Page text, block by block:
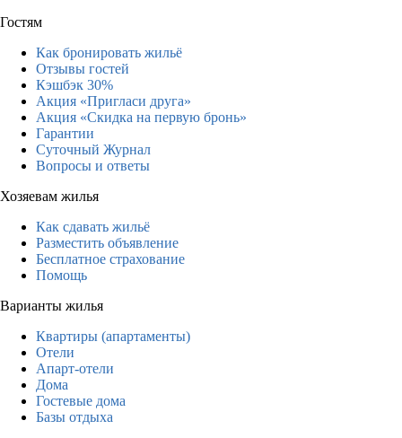
Гостям
Как бронировать жильё
Отзывы гостей
Кэшбэк 30%
Акция «Пригласи друга»
Акция «Скидка на первую бронь»
Гарантии
Суточный Журнал
Вопросы и ответы
Хозяевам жилья
Как сдавать жильё
Разместить объявление
Бесплатное страхование
Помощь
Варианты жилья
Квартиры (апартаменты)
Отели
Апарт-отели
Дома
Гостевые дома
Базы отдыха